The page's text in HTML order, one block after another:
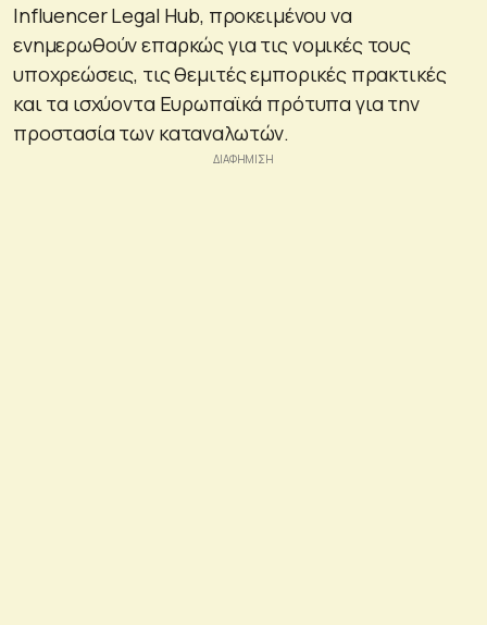
Influencer Legal Hub, προκειμένου να
ενημερωθούν επαρκώς για τις νομικές τους
υποχρεώσεις, τις θεμιτές εμπορικές πρακτικές
και τα ισχύοντα Ευρωπαϊκά πρότυπα για την
προστασία των καταναλωτών.